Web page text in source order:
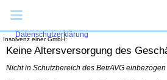
Impressum
Datenschutzerklärung
Insolvenz einer GmbH:
Keine Altersversorgung des
Nicht in Schutzbereich des BetrAVG einbezogen